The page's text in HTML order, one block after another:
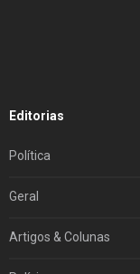
Editorias
Política
Geral
Artigos & Colunas